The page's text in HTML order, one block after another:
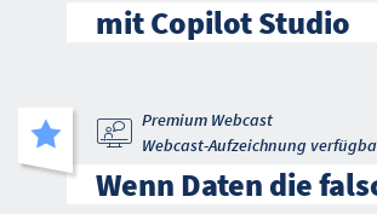
mit Copilot Studio
Premium Webcast
Webcast-Aufzeichnung
Wenn Daten die